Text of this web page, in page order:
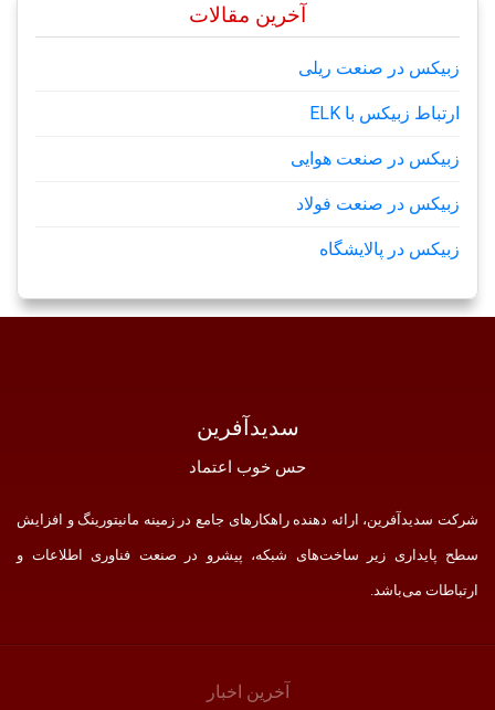
آخرین مقالات
زبیکس در صنعت ریلی
ارتباط زبیکس با ELK
زبیکس در صنعت هوایی
زبیکس در صنعت فولاد
زبیکس در پالایشگاه
سدید‌آفرین
حس خوب اعتماد
شرکت سدید‌آفرین، ارائه دهنده راهکارهای جامع در زمینه مانیتورینگ و افزایش
سطح پایداری زیر ساخت‌های شبکه، پیشرو در صنعت فناوری اطلاعات و
ارتباطات می‌باشد.
آخرین اخبار